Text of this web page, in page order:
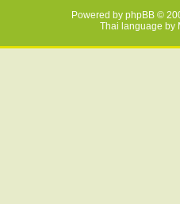
Powered by phpBB ©
Thai language by